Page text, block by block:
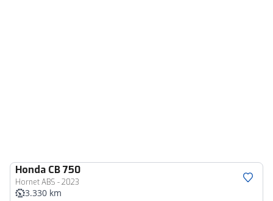
Honda CB 750
Hornet ABS - 2023
3.330 km